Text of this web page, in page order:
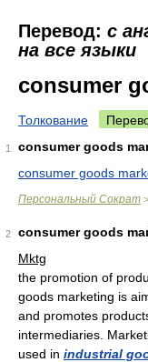
Перевод: с
на все языки
consumer
Толкование
1
consumer goods
consumer goods
Персональный Сократ >
2
consumer goods
Mktg
the promotion of
goods marketing is
and promotes
intermediaries.
used in industrial